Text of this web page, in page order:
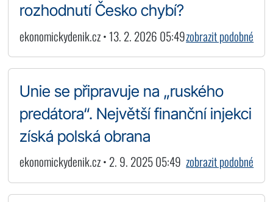
rozhodnutí Česko chybí?
ekonomickydenik.cz • 13. 2. 2026 05:49zobrazit podobné
Unie se připravuje na „ruského
predátora“. Největší finanční injekci
získá polská obrana
ekonomickydenik.cz • 2. 9. 2025 05:49 zobrazit podobné